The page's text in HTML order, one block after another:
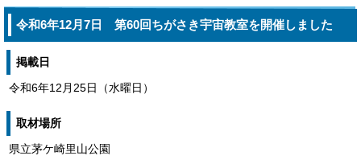
令和6年12月7日 第60回ちがさき宇宙教室を開催しました
掲載日
令和6年12月25日（水曜日）
取材場所
県立茅ケ崎里山公園